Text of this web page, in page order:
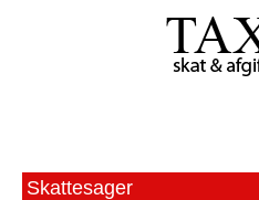
Skattesager